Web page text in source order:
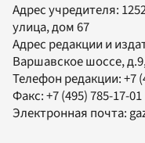
Адрес учредителя:
улица, дом 67
Адрес редакции и
Варшавское шоссе,
Телефон редакции:+7
Факс:+7 (495) 785-17-01
Электронная почта: